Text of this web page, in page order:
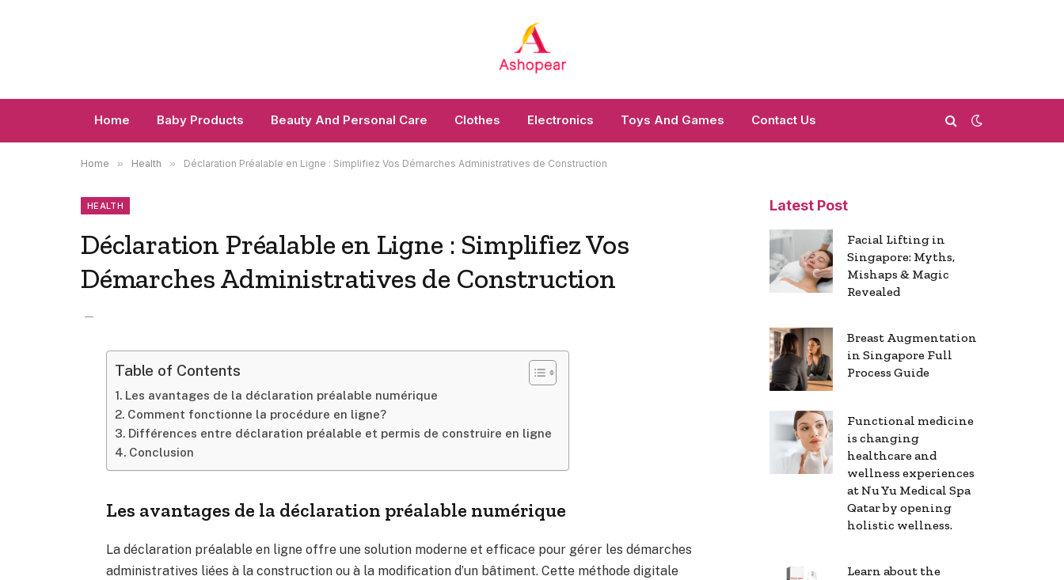
Home Baby Products Beauty And Personal Care Clothes Electronics Toys And Games Contact Us
Home » Health » Déclaration Préalable en Ligne : Simplifiez Vos Démarches Administratives de Construction
HEALTH
Déclaration Préalable en Ligne : Simplifiez Vos
Démarches Administratives de Construction
Table of Contents
Les avantages de la déclaration préalable numérique
Comment fonctionne la procédure en ligne?
Différences entre déclaration préalable et permis de construire en ligne
Conclusion
Les avantages de la déclaration préalable numérique
La déclaration préalable en ligne offre une solution moderne et efficace pour gérer les démarches
administratives liées à la construction ou à la modification d’un bâtiment. Cette méthode digitale
Latest Post
Facial Lifting in
Singapore: Myths,
Mishaps & Magic
Revealed
Breast Augmentation
in Singapore Full
Process Guide
Functional medicine
is changing
healthcare and
wellness experiences
at Nu Yu Medical Spa
Qatar by opening
holistic wellness.
Learn about the